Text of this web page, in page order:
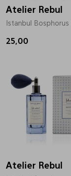
Atelier Rebul
25,00
Atelier Rebul